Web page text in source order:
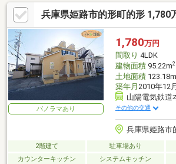
兵庫県姫路市的形町的形 1,780
パノラマあり
1,780万円
間取り 4LDK
建物面積95.22m2
土地面積123.18m
築年月 2010年12
山陽電気鉄道
その他の交通
兵庫県姫路市
2階建て 駐車場あり
カウンターキッチン
システムキッチン